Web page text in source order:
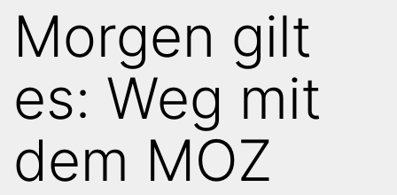
Morgen gilt
es: Weg mit
dem MOZ